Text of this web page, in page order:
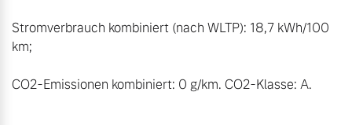
Stromverbrauch kombiniert (nach WLTP): 18,7 kWh/100
km;
CO2-Emissionen kombiniert: 0 g/km. CO2-Klasse: A.